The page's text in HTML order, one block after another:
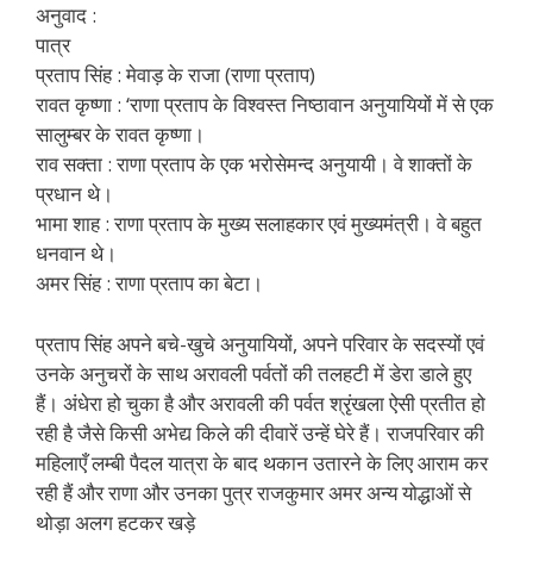
अनुवाद :
पात्र
प्रताप सिंह : मेवाड़ के राजा (राणा प्रताप)
रावत कृष्णा : ‘राणा प्रताप के विश्वस्त निष्ठावान अनुयायियों में से एक
सालुम्बर के रावत कृष्णा।
राव सक्ता : राणा प्रताप के एक भरोसेमन्द अनुयायी। वे शाक्तों के
प्रधान थे।
भामा शाह : राणा प्रताप के मुख्य सलाहकार एवं मुख्यमंत्री। वे बहुत
धनवान थे।
अमर सिंह : राणा प्रताप का बेटा।
प्रताप सिंह अपने बचे-खुचे अनुयायियों, अपने परिवार के सदस्यों एवं
उनके अनुचरों के साथ अरावली पर्वतों की तलहटी में डेरा डाले हुए
हैं। अंधेरा हो चुका है और अरावली की पर्वत श्रृंखला ऐसी प्रतीत हो
रही है जैसे किसी अभेद्य किले की दीवारें उन्हें घेरे हैं। राजपरिवार की
महिलाएँ लम्बी पैदल यात्रा के बाद थकान उतारने के लिए आराम कर
रही हैं और राणा और उनका पुत्र राजकुमार अमर अन्य योद्धाओं से
थोड़ा अलग हटकर खड़े